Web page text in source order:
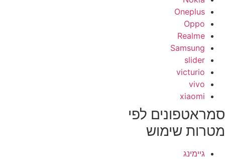
Oneplus
Oppo
Realme
Samsung
slider
victurio
vivo
xiaomi
לפי
שימוש
גיימינג